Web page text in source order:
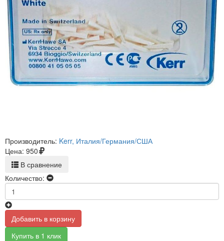
Производитель: Kerr, Италия/Германия/США
Цена: 950
В сравнение
Количество:
Добавить в корзину
Купить в 1 клик